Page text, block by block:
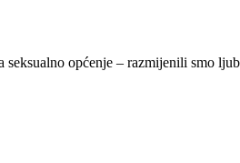
seksualno općenje – razmijenili smo